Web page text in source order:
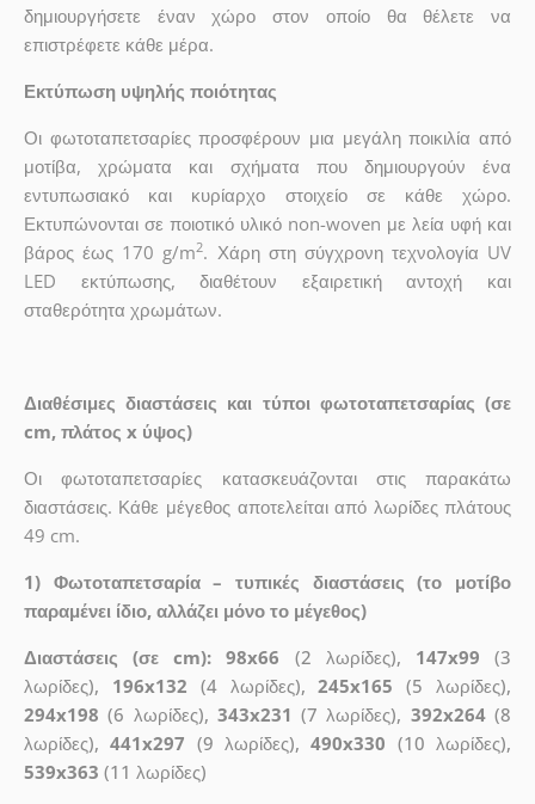
δημιουργήσετε έναν χώρο στον οποίο θα θέλετε να
επιστρέφετε κάθε μέρα.
Εκτύπωση υψηλής ποιότητας
Οι φωτοταπετσαρίες προσφέρουν μια μεγάλη ποικιλία από
μοτίβα, χρώματα και σχήματα που δημιουργούν ένα
εντυπωσιακό και κυρίαρχο στοιχείο σε κάθε χώρο.
Εκτυπώνονται σε ποιοτικό υλικό non-woven με λεία υφή και
βάρος έως 170 g/m2. Χάρη στη σύγχρονη τεχνολογία UV
LED εκτύπωσης, διαθέτουν εξαιρετική αντοχή και
σταθερότητα χρωμάτων.
Διαθέσιμες διαστάσεις και τύποι φωτοταπετσαρίας (σε
cm, πλάτος x ύψος)
Οι φωτοταπετσαρίες κατασκευάζονται στις παρακάτω
διαστάσεις. Κάθε μέγεθος αποτελείται από λωρίδες πλάτους
49 cm.
1) Φωτοταπετσαρία – τυπικές διαστάσεις (το μοτίβο
παραμένει ίδιο, αλλάζει μόνο το μέγεθος)
Διαστάσεις (σε cm): 98x66 (2 λωρίδες), 147x99 (3
λωρίδες), 196x132 (4 λωρίδες),245x165 (5 λωρίδες),
294x198 (6 λωρίδες), 343x231 (7 λωρίδες), 392x264(8
λωρίδες),441x297 (9 λωρίδες),490x330 (10 λωρίδες),
539x363 (11 λωρίδες)